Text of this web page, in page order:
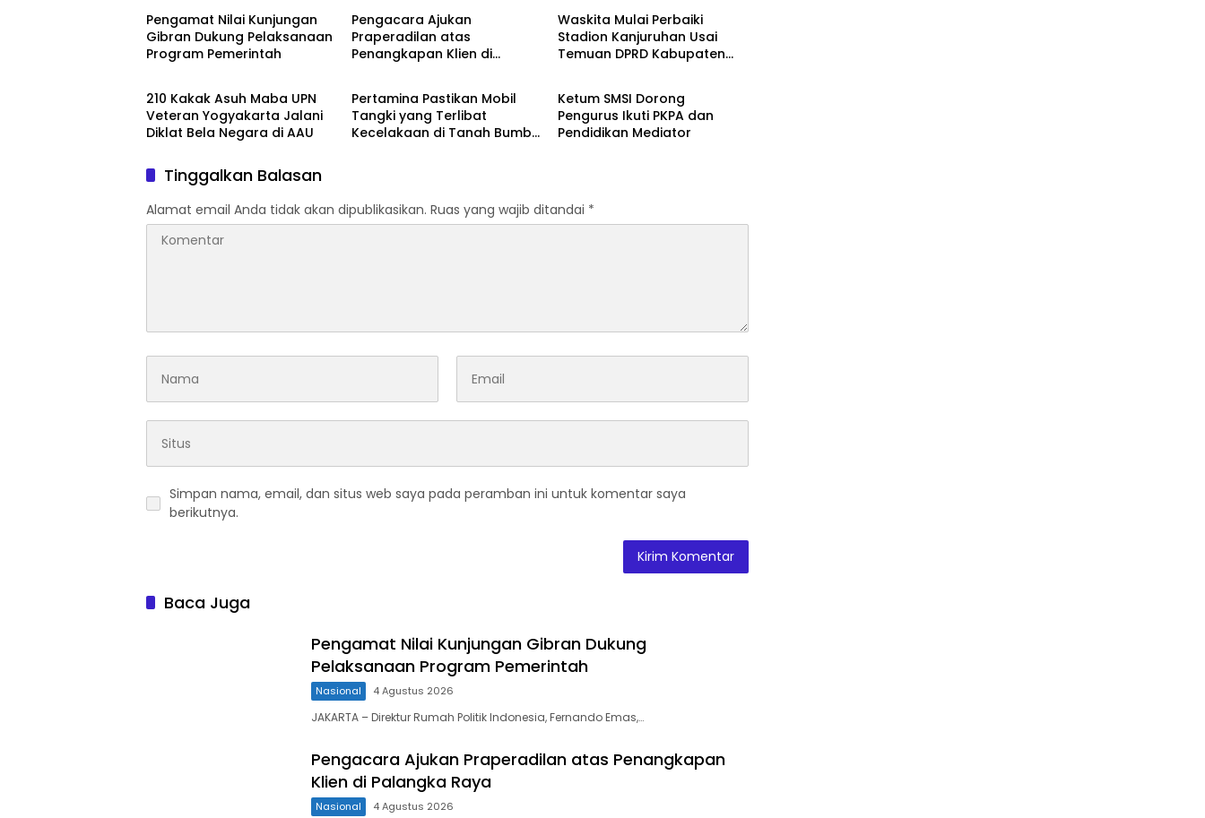
Pengamat Nilai Kunjungan
Gibran Dukung Pelaksanaan
Program Pemerintah
Pengacara Ajukan
Praperadilan atas
Penangkapan Klien di
Waskita Mulai Perbaiki
Stadion Kanjuruhan Usai
Temuan DPRD Kabupaten
Nasional
210 Kakak Asuh Maba UPN
Veteran Yogyakarta Jalani
Diklat Bela Negara di AAU
Nasional
Pertamina Pastikan Mobil
Tangki yang Terlibat
Kecelakaan di Tanah Bumbu
Nasional
Ketum SMSI Dorong
Pengurus Ikuti PKPA dan
Pendidikan Mediator
Tinggalkan Balasan
Alamat email Anda tidak akan dipublikasikan. Ruas yang wajib ditandai *
Simpan nama, email, dan situs web saya pada peramban ini untuk komentar saya
berikutnya.
Baca Juga
Pengamat Nilai Kunjungan Gibran Dukung
Pelaksanaan Program Pemerintah
Nasional 4 Agustus 2026
JAKARTA – Direktur Rumah Politik Indonesia, Fernando Emas,…
Pengacara Ajukan Praperadilan atas Penangkapan
Klien di Palangka Raya
Nasional 4 Agustus 2026